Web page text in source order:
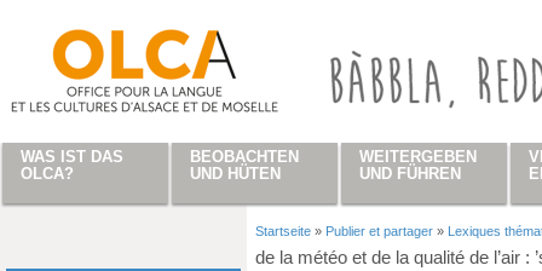
Startseite » Publier et partager » Lexiques
de la météo et de la qualité de l’air :
WAS IST DAS
OLCA?
BEOBACHTEN
UND HÜTEN
WEITERGEBEN
UND FÜHREN